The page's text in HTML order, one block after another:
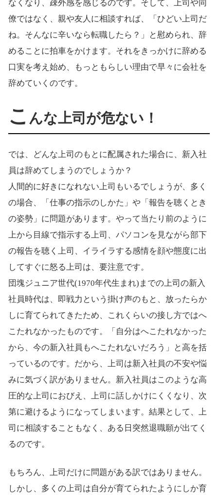
なくなり、疎外感を感じるのです。そして、上司や同
僚ではなく、親や友人に相談すれば、「ひどい上司だ
ね。そんなに辛いなら転職したら？」と慰められ、辞
めることに拍車をかけます。それをきっかけに辞める
口実を考え始め、もっともらしい理由で早々に会社を
辞めていくのです。
こ んな上司が危ない！
では、どんな上司のもとに配属された場合に、新入社
員は辞めてしまうのでしょうか？
人間的に好きになれない上司もいるでしょうが、多く
の場合、「仕事の指示のしかた」や「報告を聴くとき
の姿勢」に問題があります。やって当たり前のように
上から目線で指示する上司、パソコンを見ながら部下
の報告を聴く上司、イライラする感情を顔や態度に出
してすぐに怒る上司は、要注意です。
団塊ジュニア世代(1970年代生まれ)までの上司の新入
社員時代は、即戦力という掛け声のもと、放ったらか
しに育てられてきたため、これくらいの接し方ではへ
こたれなかったものです。「自分はへこたれなかった
から、今の新入社員もへこたれないだろう」と高を括
っているのです。だから、上司は新入社員の不安や悩
みに気づく訳がありません。新入社員はこのような高
圧的な上司におびえ、上司に話しかけにくくなり、次
第に避けるようになってしまいます。結果として、上
司に相談することもなく、ある日突然退職願が出てく
るのです。
もちろん、上司だけに問題がある訳ではありません。
しかし、多くの上司は自分が育てられたようにしか育